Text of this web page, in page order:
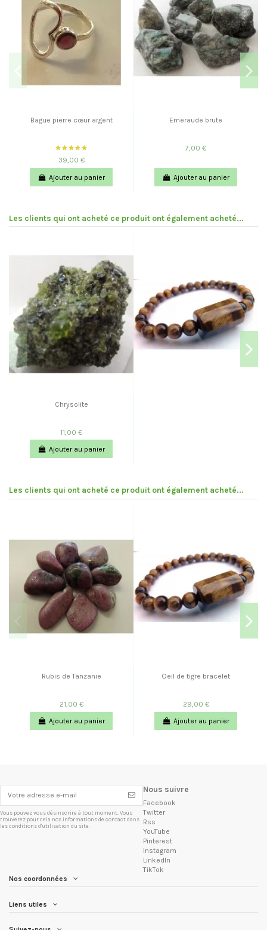
Bague pierre cœur argent
39,00 €
Ajouter au panier
Emeraude brute
7,00 €
Ajouter au panier
Les clients qui ont acheté ce produit ont également acheté...
Chrysolite
11,00 €
Ajouter au panier
Les clients qui ont acheté ce produit ont également acheté...
Rubis de Tanzanie
21,00 €
Ajouter au panier
Oeil de tigre bracelet
29,00 €
Ajouter au panier
Vous pouvez vous désinscrire à tout moment. Vous
trouverez pour cela nos informations de contact dans
les conditions d'utilisation du site.
Nous suivre
Facebook
Twitter
Rss
YouTube
Pinterest
Instagram
LinkedIn
TikTok
Nos coordonnées
Liens utiles